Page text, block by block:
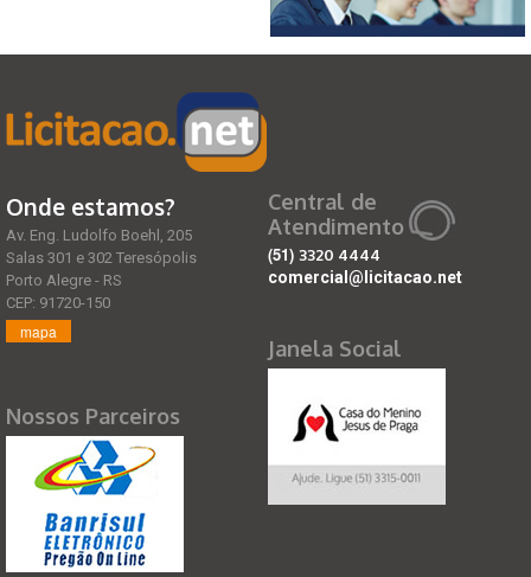
Onde estamos?
Av. Eng. Ludolfo Boehl, 205
Salas 301 e 302 Teresópolis
Porto Alegre - RS
CEP: 91720-150
mapa
Nossos Parceiros
Central de
Atendimento
(51) 3320 4444
comercial@licitacao.net
Janela Social